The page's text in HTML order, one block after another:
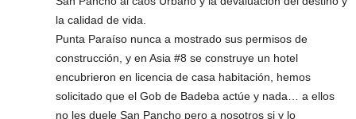
la calidad de vida.
Punta Paraíso nunca a mostrado sus permisos de
construcción, y en Asia #8 se construye un hotel
encubrieron en licencia de casa habitación, hemos
solicitado que el Gob de Badeba actúe y nada… a ellos
no les duele San Pancho pero a nosotros si y lo